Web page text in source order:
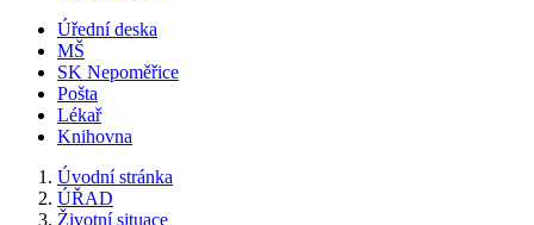
Úřední deska
MŠ
SK Nepoměřice
Pošta
Lékař
Knihovna
Úvodní stránka
ÚŘAD
Životní situace